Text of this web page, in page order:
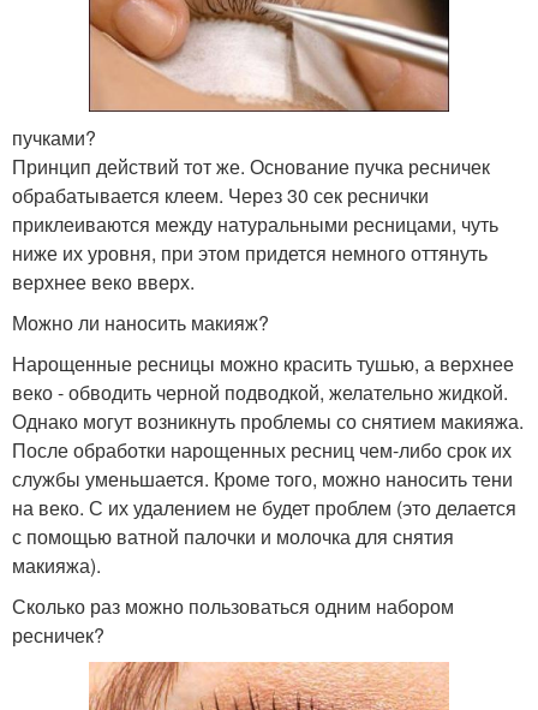
пучками?
Принцип действий тот же. Основание пучка ресничек
обрабатывается клеем. Через 30 сек реснички
приклеиваются между натуральными ресницами, чуть
ниже их уровня, при этом придется немного оттянуть
верхнее веко вверх.
Можно ли наносить макияж?
Нарощенные ресницы можно красить тушью, а верхнее
веко - обводить черной подводкой, желательно жидкой.
Однако могут возникнуть проблемы со снятием макияжа.
После обработки нарощенных ресниц чем-либо срок их
службы уменьшается. Кроме того, можно наносить тени
на веко. С их удалением не будет проблем (это делается
с помощью ватной палочки и молочка для снятия
макияжа).
Сколько раз можно пользоваться одним набором
ресничек?